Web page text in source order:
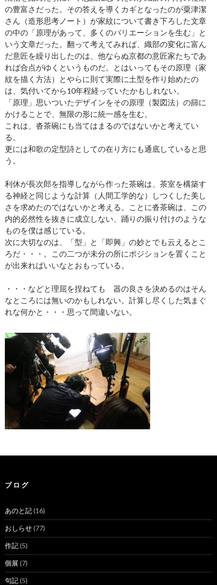
の豊富さだった。その答えを導くカギとなったのが粟津潔
さん（造形思考ノート）が家紋について書き下ろした文章
の中の「原理があって、多くのバリエーションを生む」と
いう文章だった。翻って考えてみれば、織部の変化に富ん
だ意匠を繰り出したのは、他ならぬ京都の意匠家たちであ
れば合点がゆくというものだ。とはいってもその原理（家
紋を描く方法）とやらに則て実際に土型を作り始めたの
は、気付いてから10年程経っていたかもしれない。
「原理」思いついたデザインをその原理（製図法）の篩に
かけることで、無限の形に統一感を生む。
これは、沓茶碗にも当てはまるのではないかと考えてい
る。
更には和歌の定型詩としての在り方にも通底していると思
う。
利休が長次郎を指導しながら作った茶碗は、茶室を構築す
る神経と同じような計算（人間工学的な）しつくした美し
さを求めたのではないかと考える。ことに沓茶碗は、この
内的必然性を抜きに成立しない、踊りの振り付けのような
ものを僕は感じている。
次に大切なのは、「型」と「即興」の妙とでも云えるとこ
ろだ・・・。この二つが未分の所にポジションを置くこと
が出来ればいいなとおもっている。
・・・などと理屈を捏ねても 器の良さを決めるのはそん
なところには無いのかもしれない。計算し尽くした気まぐ
れな何かと・・・思って間違いない。
ブ ロ グ
あのと記(16)
おしらせ(77)
作記(5)
個展 (7)
句記(5)